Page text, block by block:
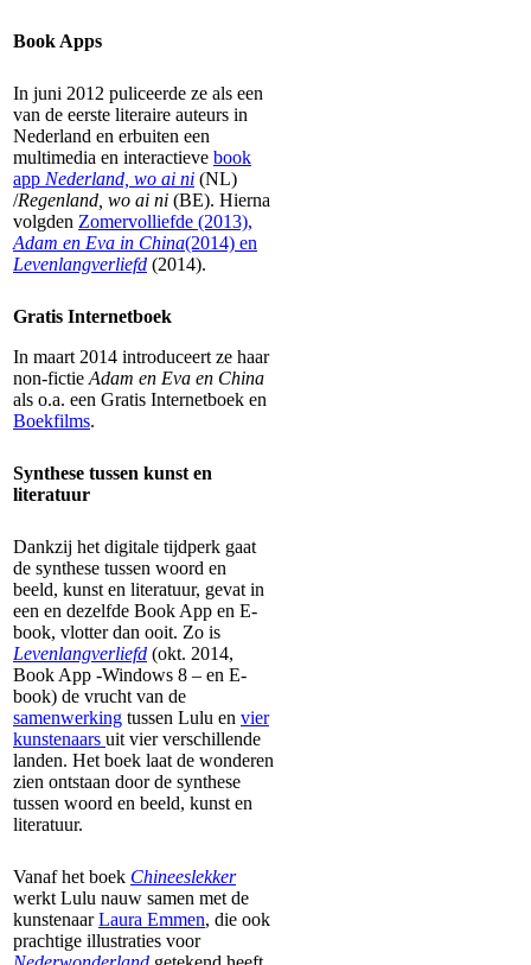
Book Apps
In juni 2012 puliceerde ze als een
van de eerste literaire auteurs in
Nederland en erbuiten een
multimedia en interactieve book
app Nederland, wo ai ni (NL)
/Regenland, wo ai ni (BE). Hierna
volgden Zomervolliefde (2013),
Adam en Eva in China(2014) en
Levenlangverliefd (2014).
Gratis Internetboek
In maart 2014 introduceert ze haar
non-fictie Adam en Eva en China
als o.a. een Gratis Internetboek en
Boekfilms.
Synthese tussen kunst en
literatuur
Dankzij het digitale tijdperk gaat
de synthese tussen woord en
beeld, kunst en literatuur, gevat in
een en dezelfde Book App en E-
book, vlotter dan ooit. Zo is
Levenlangverliefd (okt. 2014,
Book App -Windows 8 – en E-
book) de vrucht van de
samenwerking tussen Lulu en vier
kunstenaars uit vier verschillende
landen. Het boek laat de wonderen
zien ontstaan door de synthese
tussen woord en beeld, kunst en
literatuur.
Vanaf het boek Chineeslekker
werkt Lulu nauw samen met de
kunstenaarLaura Emmen, die ook
prachtige illustraties voor